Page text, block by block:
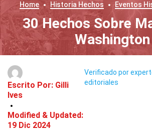
Home Historia Hechos Eventos
30 Hechos Sobre
Washington
Escrito Por: Gilli
Ives
Modified & Updated:
19 Dic 2024
Verificado por
editoriales